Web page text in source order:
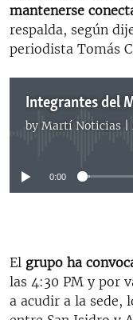
mantenerse
respalda, según
periodista Tomás
by Martí Noticias |
No
0:00
El grupo ha
las 4:30 PM y por
a acudir a la sede,